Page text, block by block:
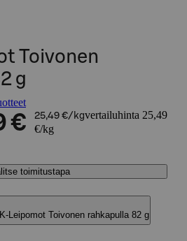
Toivonen
g
€ 25,49 €/kgvertailuhinta 25,49
€/kg
toimitustapa
Leipomot Toivonen rahkapulla 82 g